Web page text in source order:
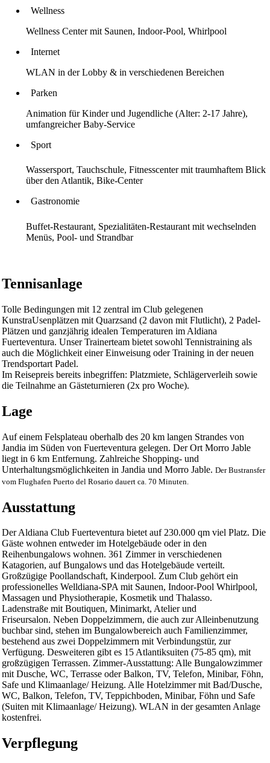
Wellness
Wellness Center mit Saunen, Indoor-Pool, Whirlpool
Internet
WLAN in der Lobby & in verschiedenen Bereichen
Parken
Animation für Kinder und Jugendliche (Alter: 2-17 Jahre),
umfangreicher Baby-Service
Sport
Wassersport, Tauchschule, Fitnesscenter mit traumhaftem Blick
über den Atlantik, Bike-Center
Gastronomie
Buffet-Restaurant, Spezialitäten-Restaurant mit wechselnden
Menüs, Pool- und Strandbar
Tennisanlage
Tolle Bedingungen mit 12 zentral im Club gelegenen
KunstraUsenplätzen mit Quarzsand (2 davon mit Flutlicht), 2 Padel-
Plätzen und ganzjährig idealen Temperaturen im Aldiana
Fuerteventura. Unser Trainerteam bietet sowohl Tennistraining als
auch die Möglichkeit einer Einweisung oder Training in der neuen
Trendsportart Padel.
Im Reisepreis bereits inbegriffen: Platzmiete, Schlägerverleih sowie
die Teilnahme an Gästeturnieren (2x pro Woche).
Lage
Auf einem Felsplateau oberhalb des 20 km langen Strandes von
Jandia im Süden von Fuerteventura gelegen. Der Ort Morro Jable
liegt in 6 km Entfernung. Zahlreiche Shopping- und
Unterhaltungsmöglichkeiten in Jandia und Morro Jable. Der Bustransfer
vom Flughafen Puerto del Rosario dauert ca. 70 Minuten.
Ausstattung
Der Aldiana Club Fuerteventura bietet auf 230.000 qm viel Platz. Die
Gäste wohnen entweder im Hotelgebäude oder in den
Reihenbungalows wohnen. 361 Zimmer in verschiedenen
Katagorien, auf Bungalows und das Hotelgebäude verteilt.
Großzügige Poollandschaft, Kinderpool. Zum Club gehört ein
professionelles Welldiana-SPA mit Saunen, Indoor-Pool Whirlpool,
Massagen und Physiotherapie, Kosmetik und Thalasso.
Ladenstraße mit Boutiquen, Minimarkt, Atelier und
Friseursalon. Neben Doppelzimmern, die auch zur Alleinbenutzung
buchbar sind, stehen im Bungalowbereich auch Familienzimmer,
bestehend aus zwei Doppelzimmern mit Verbindungstür, zur
Verfügung. Desweiteren gibt es 15 Atlantiksuiten (75-85 qm), mit
großzügigen Terrassen. Zimmer-Ausstattung: Alle Bungalowzimmer
mit Dusche, WC, Terrasse oder Balkon, TV, Telefon, Minibar, Föhn,
Safe und Klimaanlage/ Heizung. Alle Hotelzimmer mit Bad/Dusche,
WC, Balkon, Telefon, TV, Teppichboden, Minibar, Föhn und Safe
(Suiten mit Klimaanlage/ Heizung). WLAN in der gesamten Anlage
kostenfrei.
Verpflegung